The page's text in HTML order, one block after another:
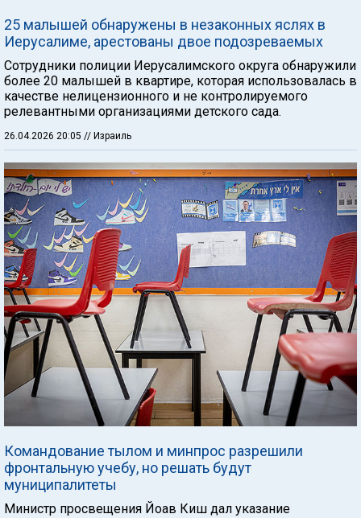
25 малышей обнаружены в незаконных яслях в
Иерусалиме, арестованы двое подозреваемых
Сотрудники полиции Иерусалимского округа обнаружили
более 20 малышей в квартире, которая использовалась в
качестве нелицензионного и не контролируемого
релевантными организациями детского сада.
26.04.2026 20:05 // Израиль
Командование тылом и минпрос разрешили
фронтальную учебу, но решать будут
муниципалитеты
Министр просвещения Йоав Киш дал указание